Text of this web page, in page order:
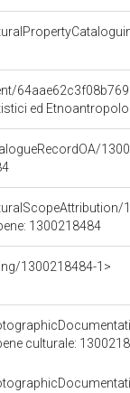
ed
1300218484
1300218484-1>
culturale: